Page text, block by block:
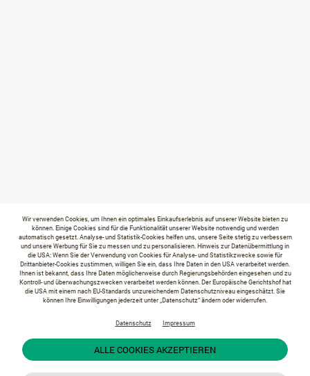
Wir verwenden Cookies, um Ihnen ein optimales Einkaufserlebnis auf unserer Website bieten zu
können. Einige Cookies sind für die Funktionalität unserer Website notwendig und werden
automatisch gesetzt. Analyse- und Statistik-Cookies helfen uns, unsere Seite stetig zu verbessern
und unsere Werbung für Sie zu messen und zu personalisieren. Hinweis zur Datenübermittlung in
die USA: Wenn Sie der Verwendung von Cookies für Analyse- und Statistikzwecke sowie für
Drittanbieter-Cookies zustimmen, willigen Sie ein, dass Ihre Daten in den USA verarbeitet werden.
Ihnen ist bekannt, dass Ihre Daten möglicherweise durch Regierungsbehörden eingesehen und zu
Kontroll- und überwachungszwecken verarbeitet werden können. Der Europäische Gerichtshof hat
die USA mit einem nach EU-Standards unzureichendem Datenschutzniveau eingeschätzt. Sie
können Ihre Einwilligungen jederzeit unter „Datenschutz“ ändern oder widerrufen.
Datenschutz Impressum
ALLE COOKIES AKZEPTIEREN